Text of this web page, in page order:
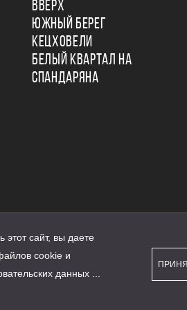
ВВЕРХ
ЮЖНЫЙ БЕРЕГ
КЕЦХОВЕЛИ
БЕЛЫЙ КВАРТАЛ НА
СПАНДАРЯНА
этот сайт, вы даете
cookie и
данных